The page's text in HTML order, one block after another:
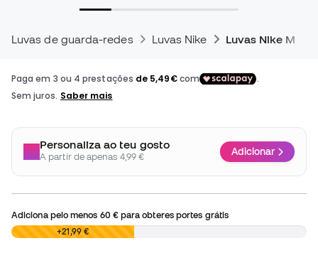
Luvas de guarda-redes Luvas Nike Luvas Nike
Personaliza ao teu gosto
A partir de apenas 4,99 € Adicionar
Adiciona pelo menos 60 €para obteres portes grátis
0,00 € +21,99 €